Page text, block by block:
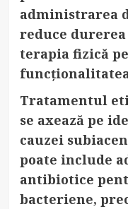
administrarea
reduce
terapia fizică
Tratamentul
se axează pe
cauzei
poate include
antibiotice
bacteriene,